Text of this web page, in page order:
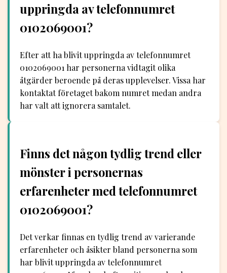
uppringda av telefonnumret
0102069001?
Efter att ha blivit uppringda av telefonnumret
0102069001 har personerna vidtagit olika
åtgärder beroende på deras upplevelser. Vissa har
kontaktat företaget bakom numret medan andra
har valt att ignorera samtalet.
Finns det någon tydlig trend eller
mönster i personernas
erfarenheter med telefonnumret
0102069001?
Det verkar finnas en tydlig trend av varierande
erfarenheter och åsikter bland personerna som
har blivit uppringda av telefonnumret